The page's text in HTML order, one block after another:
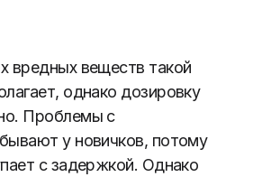
вредных веществ такой
однако дозировку
Проблемы с
у новичков, потому
с задержкой. Однако